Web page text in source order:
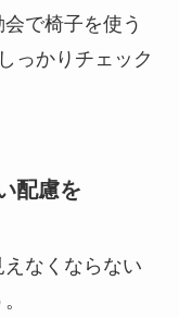
で椅子を使う
っかりチェック
配慮を
なくならない